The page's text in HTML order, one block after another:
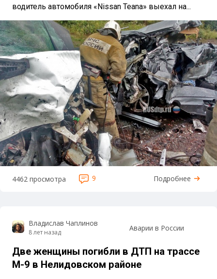
водитель автомобиля «Nissan Teana» выехал на...
4462 просмотра 9 Подробнее
Владислав Чаплинов
8 лет назад Аварии в России
Две женщины погибли в ДТП на трассе
М-9 в Нелидовском районе